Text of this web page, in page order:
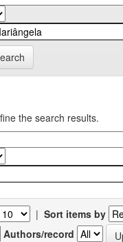
the search results.
| Sort items by
Authors/record